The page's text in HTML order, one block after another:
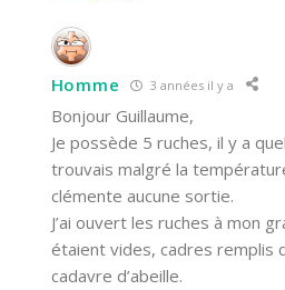
Homme 3 années il y a
Bonjour Guillaume,
Je possède 5 ruches, il y a
trouvais malgré la
clémente aucune sortie.
J’ai ouvert les ruches à mon
étaient vides, cadres remplis
cadavre d’abeille.